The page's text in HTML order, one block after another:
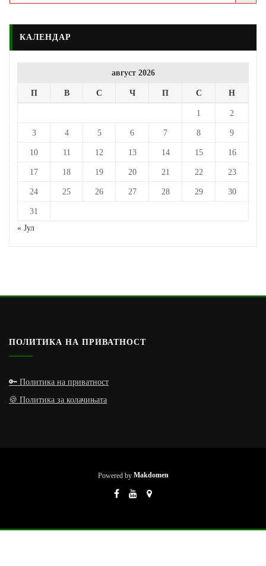
КАЛЕНДАР
август 2026
П В С Ч П С Н
1 2
3 4 5 6 7 8 9
10 11 12 13 14 15 16
17 18 19 20 21 22 23
24 25 26 27 28 29 30
31
« Јул
ПОЛИТИКА НА ПРИВАТНОСТ
🔑 Политика на приватност
🍪 Политика за колачињата
Powered by Makdomen